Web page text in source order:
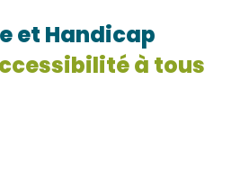
et Handicap
à tous